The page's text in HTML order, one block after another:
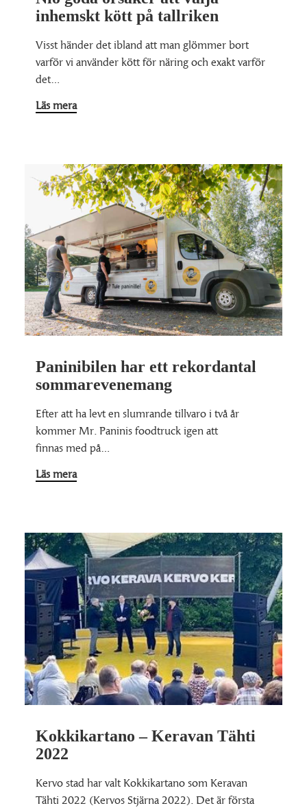
inhemskt kött på tallriken
Visst händer det ibland att man glömmer bort
varför vi använder kött för näring och exakt varför
det…
Läs mera
Paninibilen har ett rekordantal
sommarevenemang
Efter att ha levt en slumrande tillvaro i två år
kommer Mr. Paninis foodtruck igen att
finnas med på…
Läs mera
Kokkikartano – Keravan Tähti
2022
Kervo stad har valt Kokkikartano som Keravan
Tähti 2022 (Kervos Stjärna 2022). Det är första